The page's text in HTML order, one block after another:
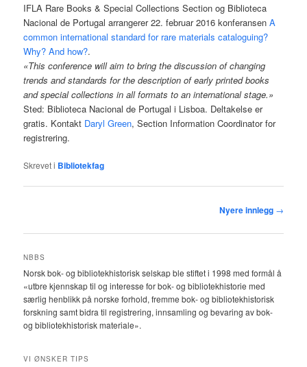
IFLA Rare Books & Special Collections Section og Biblioteca
Nacional de Portugal arrangerer 22. februar 2016 konferansenA
common international standard for rare materials cataloguing?
Why? And how?.
«This conference will aim to bring the discussion of changing
trends and standards for the description of early printed books
and special collections in all formats to an international stage.»
Sted: Biblioteca Nacional de Portugal i Lisboa. Deltakelse er
gratis. Kontakt Daryl Green, Section Information Coordinator for
registrering.
Skrevet i Bibliotekfag
Nyere innlegg →
NBBS
Norsk bok- og bibliotekhistorisk selskap ble stiftet i 1998 med formål å
«utbre kjennskap til og interesse for bok- og bibliotekhistorie med
særlig henblikk på norske forhold, fremme bok- og bibliotekhistorisk
forskning samt bidra til registrering, innsamling og bevaring av bok-
og bibliotekhistorisk materiale».
VI ØNSKER TIPS